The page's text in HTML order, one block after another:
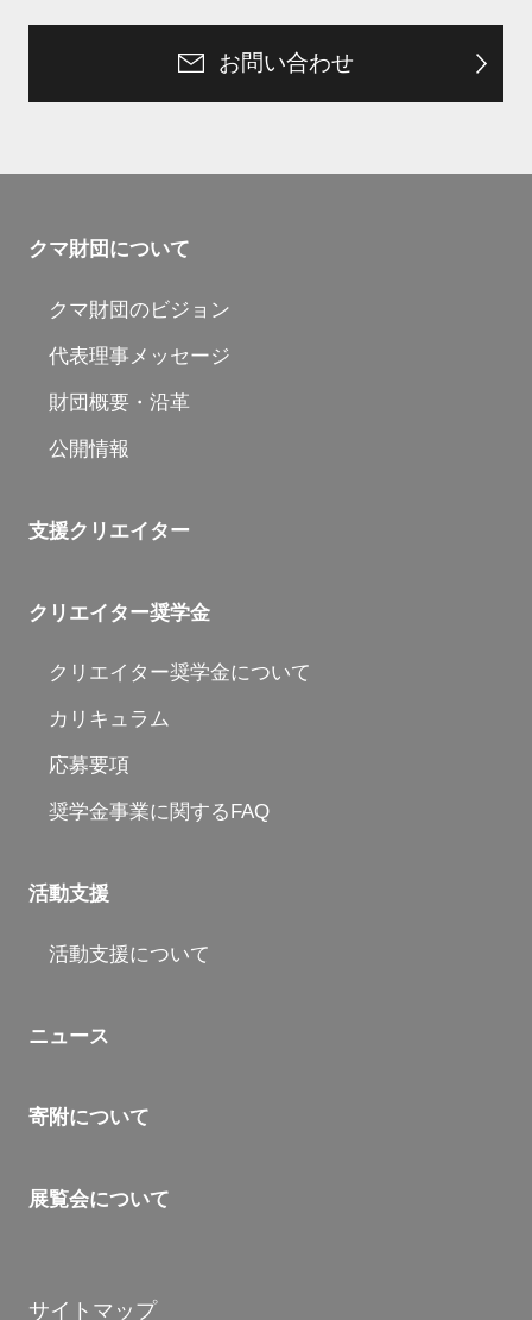
お問い合わせ
クマ財団について
クマ財団のビジョン
代表理事メッセージ
財団概要・沿革
公開情報
支援クリエイター
クリエイター奨学金
クリエイター奨学金について
カリキュラム
応募要項
奨学金事業に関するFAQ
活動支援
活動支援について
ニュース
寄附について
展覧会について
サイトマップ